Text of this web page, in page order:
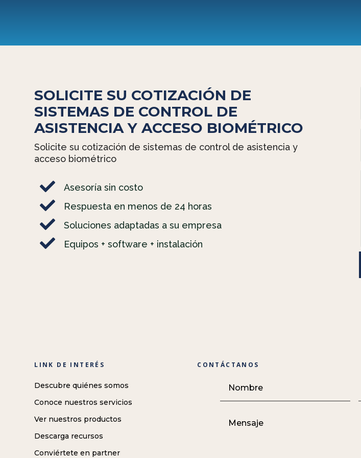
SOLICITE SU COTIZACIÓN DE
SISTEMAS DE CONTROL DE
ASISTENCIA Y ACCESO BIOMÉTRICO
Solicite su cotización de sistemas de control de asistencia y
acceso biométrico
 Asesoría sin costo
 Respuesta en menos de 24 horas
 Soluciones adaptadas a su empresa
 Equipos + software + instalación
LINK DE INTERÉS
Descubre quiénes somos
Conoce nuestros servicios
Ver nuestros productos
Descarga recursos
Conviértete en partner
CONTÁCTANOS